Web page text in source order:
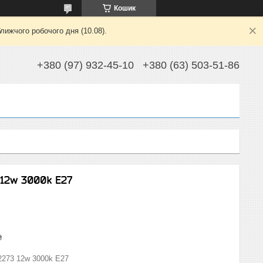
Кошик
робочого дня (10.08).
+380 (97) 932-45-10 +380 (63) 503-51-86
3000k E27
12w 3000k E27